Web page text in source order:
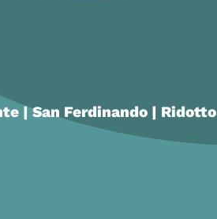
| San Ferdinando | Ridotto